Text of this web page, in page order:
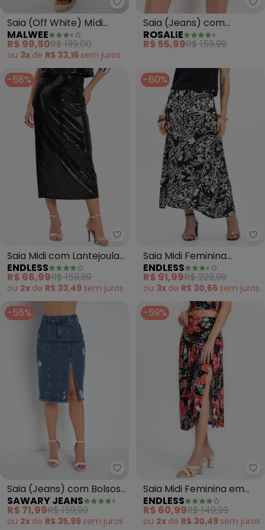
Malwee - Saia (Off White) Mídi
Saia (Off White) Mídi
Cargo em Sarja
MALWEE
R$ 99,50R$ 199,00
ou 3x de R$ 33,16 sem juros
Saia (Jeans) com
Babados
ROSALIE
R$ 55,99R$ 159,99
-58%
Endless - Saia Midi com
Saia Midi com Lantejoula
(Preto)
ENDLESS
R$ 66,99R$ 159,99
ou 2x de R$ 33,49 sem juros
-60%
Saia Midi Feminina
(Preto)
ENDLESS
R$ 91,99R$ 229,99
ou 3x de R$ 30,66 sem juros
-55%
Sawary Jeans - Saia (Jeans)
Saia (Jeans) com Bolsos
Sawary
SAWARY JEANS
R$ 71,99R$ 159,99
ou 2x de R$ 35,99 sem juros
-59%
Saia Midi Feminina em
Ribana Canelada (Preto)
ENDLESS
R$ 60,99R$ 149,99
ou 2x de R$ 30,49 sem juros